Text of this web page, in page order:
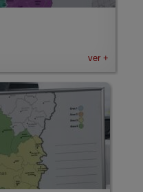
ver +